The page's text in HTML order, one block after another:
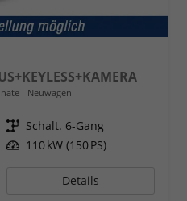
Neuwagen
Getriebe Schalt. 6-Gang
Leistung 110 kW (150 PS)
Details